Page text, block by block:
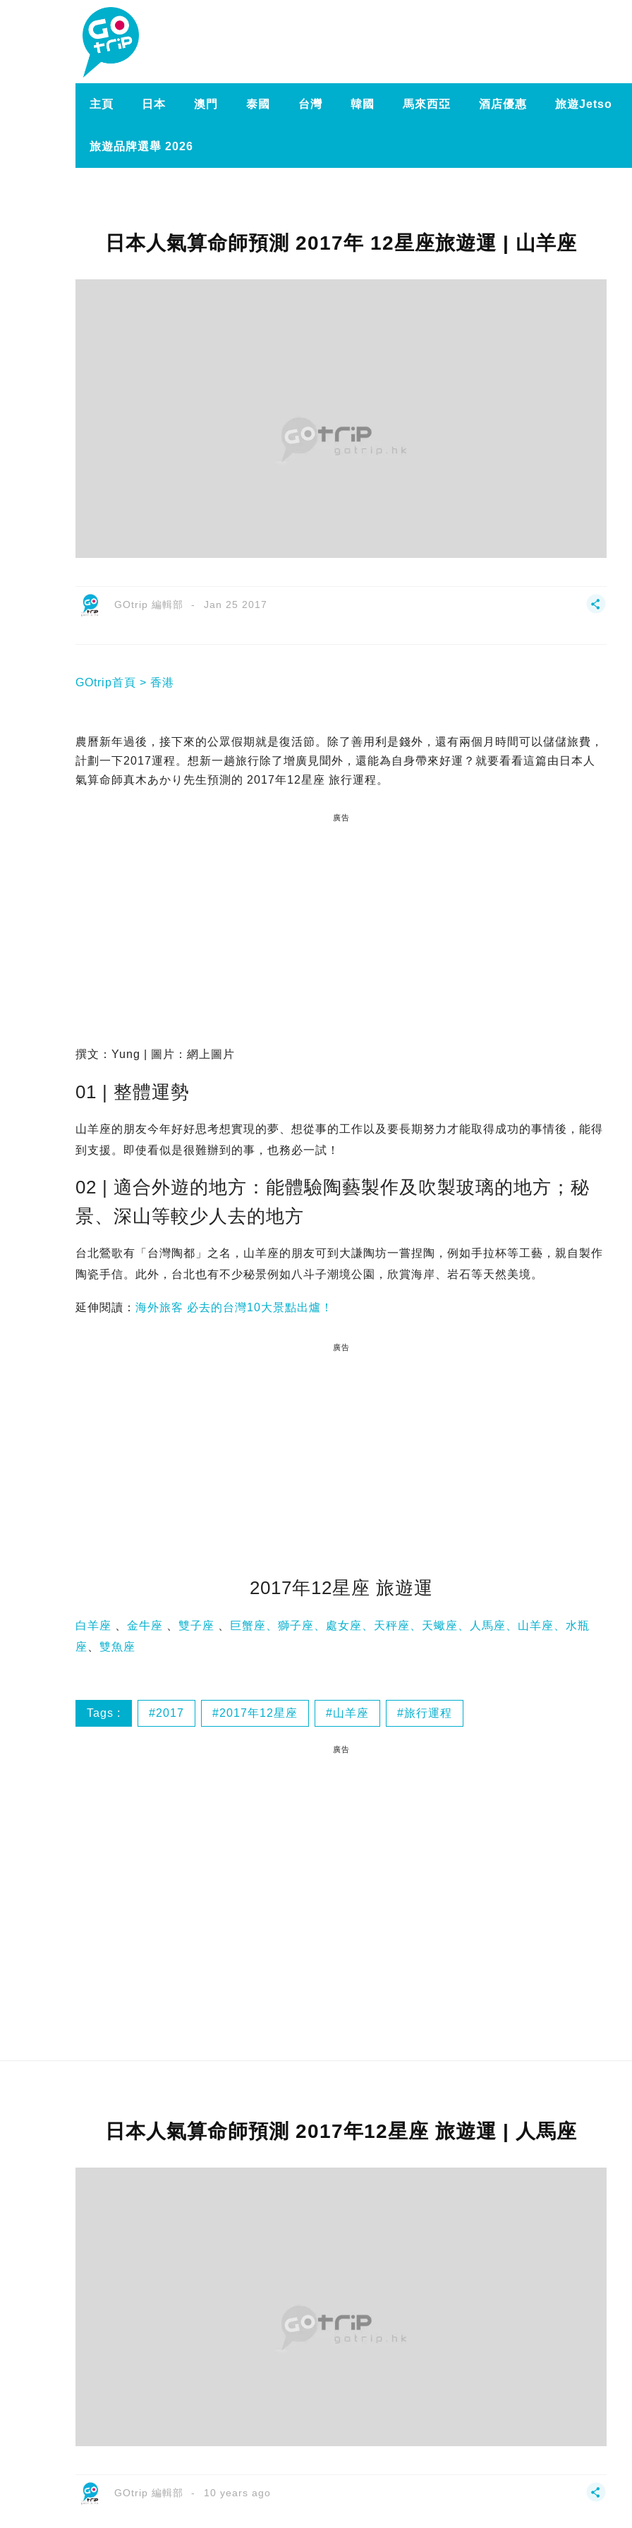
主頁 日本 澳門 泰國 台灣 韓國 馬來西亞 酒店優惠 旅遊Jetso
旅遊品牌選舉 2026
日本人氣算命師預測 2017年 12星座旅遊運 | 山羊座
GOtrip 編輯部 Jan 25 2017
GOtrip首頁 香港
農曆新年過後，接下來的公眾假期就是復活節。除了善用利是錢外，還有兩個月時間可以儲儲旅費，
計劃一下2017運程。想新一趟旅行除了增廣見聞外，還能為自身帶來好運？就要看看這篇由日本人
氣算命師真木あかり先生預測的 2017年12星座 旅行運程。
廣告
撰文：Yung | 圖片：網上圖片
01 | 整體運勢
山羊座的朋友今年好好思考想實現的夢、想從事的工作以及要長期努力才能取得成功的事情後，能得
到支援。即使看似是很難辦到的事，也務必一試！
02 | 適合外遊的地方：能體驗陶藝製作及吹製玻璃的地方；秘
景、深山等較少人去的地方
台北鶯歌有「台灣陶都」之名，山羊座的朋友可到大謙陶坊一嘗捏陶，例如手拉杯等工藝，親自製作
陶瓷手信。此外，台北也有不少秘景例如八斗子潮境公園，欣賞海岸、岩石等天然美境。
延伸閱讀： 海外旅客 必去的台灣10大景點出爐！
廣告
2017年12星座 旅遊運
白羊座 金牛座 雙子座 巨蟹座、 獅子座、 處女座、 天秤座、 天蠍座、 人馬座、 山羊座、 水瓶
座
雙魚座
Tags : 2017 2017年12星座 山羊座 旅行運程
廣告
日本人氣算命師預測 2017年12星座 旅遊運 | 人馬座
GOtrip 編輯部 10 years ago